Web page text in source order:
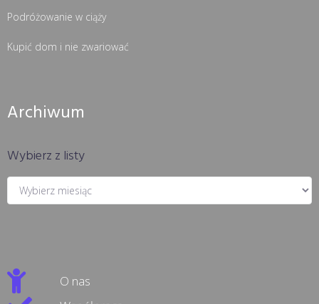
Podróżowanie w ciąży
Kupić dom i nie zwariować
Archiwum
Wybierz z listy
O nas